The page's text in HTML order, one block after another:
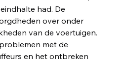
had. De
over onder
van de voertuigen.
met de
en het ontbreken